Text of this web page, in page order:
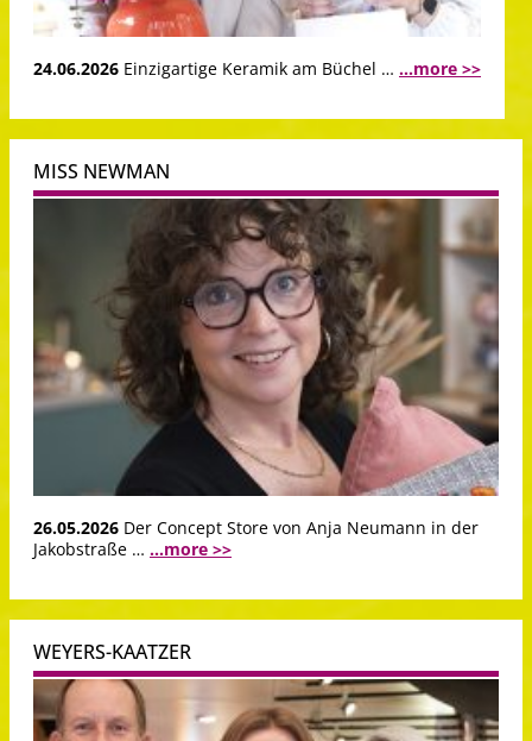
24.06.2026 Einzigartige Keramik am Büchel … ...more >>
MISS NEWMAN
26.05.2026 Der Concept Store von Anja Neumann in der
Jakobstraße … ...more >>
WEYERS-KAATZER